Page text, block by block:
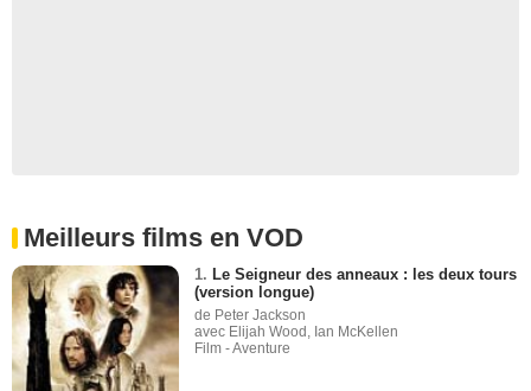
Meilleurs films en VOD
1. Le Seigneur des anneaux : les deux tours
(version longue)
de Peter Jackson
avec Elijah Wood, Ian McKellen
Film - Aventure